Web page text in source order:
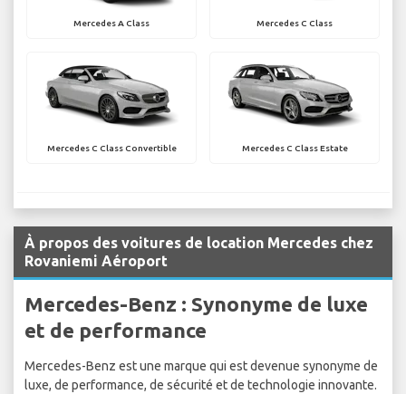
Mercedes A Class Mercedes C Class
Mercedes C Class Convertible Mercedes C Class Estate
À propos des voitures de location Mercedes chez
Rovaniemi Aéroport
Mercedes-Benz : Synonyme de luxe
et de performance
Mercedes-Benz est une marque qui est devenue synonyme de
luxe, de performance, de sécurité et de technologie innovante.